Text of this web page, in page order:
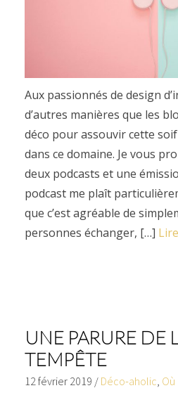
Aux passionnés de design
d’autres manières que les
déco pour assouvir cette
dans ce domaine. Je vous
deux podcasts et une
podcast me plaît
que c’est agréable de
personnes échanger, […]
UNE PARURE DE
TEMPÊTE
12 février 2019 / Déco-aholic, Où